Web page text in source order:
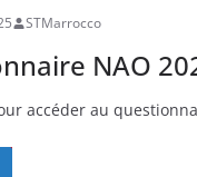
STMarrocco
NAO
accéder au